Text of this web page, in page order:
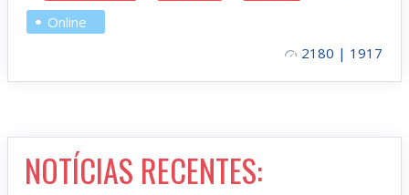
Online
2180 | 1917
NOTÍCIAS RECENTES: